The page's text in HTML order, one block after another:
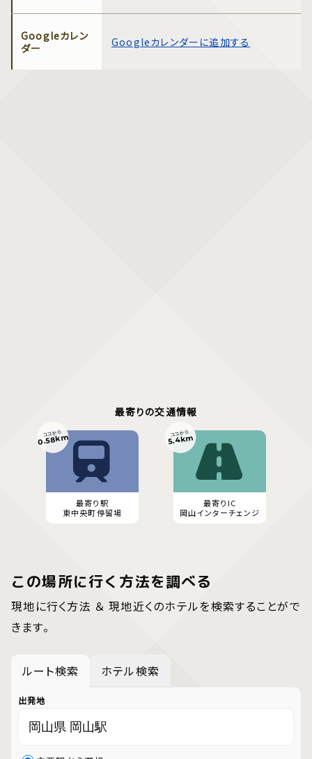
Googleカレン
ダー
Googleカレンダーに追加する
最寄りの交通情報
最寄り駅
東中央町停留場
ココから
0.58km
最寄りIC
岡山インターチェンジ
ココから
5.4km
この場所に行く方法を調べる
現地に行く方法 ＆ 現地近くのホテルを検索することがで
きます。
ルート検索 ホテル検索
出発地